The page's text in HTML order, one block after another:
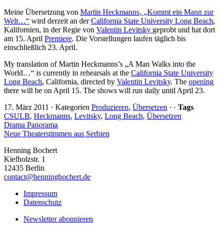
Meine Übersetzung von Martin Heckmanns‚ „Kommt ein Mann zur
Welt…“ wird derzeit an derCalifornia State University Long Beach,
Kalifornien, in der Regie von Valentin Levitsky geprobt und hat dort
am 15. April Premiere. Die Vorstellungen laufen täglich bis
einschließlich 23. April.
My translation of Martin Heckmanns’s „A Man Walks into the
World…“ is currently in rehearsals at the California State University
Long Beach, California, directed by Valentin Levitsky. The opening
there will be on April 15. The shows will run daily until April 23.
17. März 2011 · Kategorien Produzieren, Übersetzen · · Tags
CSULB, Heckmanns, Levitsky, Long Beach, Übersetzen
Drama Panorama
Neue Theaterstimmen aus Serbien
Henning Bochert
Kiefholzstr. 1
12435 Berlin
contact@henningbochert.de
Impressum
Datenschutz
Newsletter abonnieren